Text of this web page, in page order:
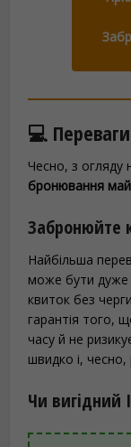
💻
Чесно, з огляду
бронювання
Забронюйте
Найбільша
може бути дуже
квиток без
гарантія того,
часу й не
швидко і,
Чи вигідний